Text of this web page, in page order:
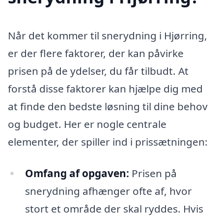
Når det kommer til snerydning i Hjørring,
er der flere faktorer, der kan påvirke
prisen på de ydelser, du får tilbudt. At
forstå disse faktorer kan hjælpe dig med
at finde den bedste løsning til dine behov
og budget. Her er nogle centrale
elementer, der spiller ind i prissætningen:
Omfang af opgaven: Prisen på
snerydning afhænger ofte af, hvor
stort et område der skal ryddes. Hvis